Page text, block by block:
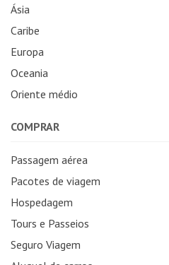
Ásia
Caribe
Europa
Oceania
Oriente médio
COMPRAR
Passagem aérea
Pacotes de viagem
Hospedagem
Tours e Passeios
Seguro Viagem